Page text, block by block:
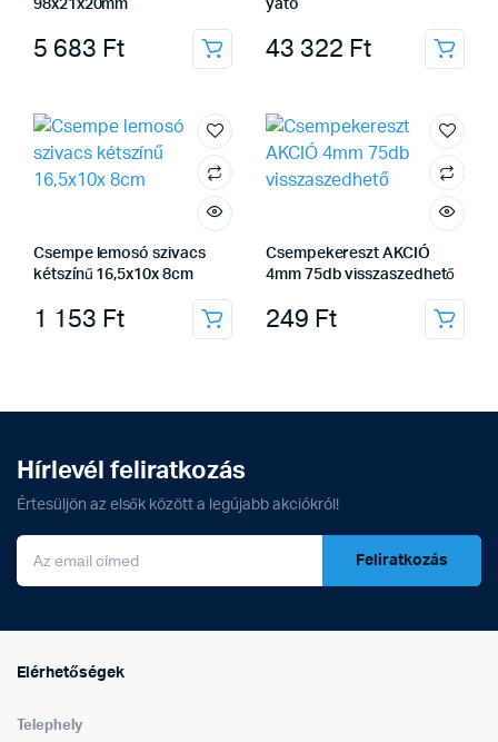
98x21x20mm
5 683 Ft
yato
43 322 Ft
Csempe lemosó szivacs
kétszínű 16,5x10x 8cm
1 153 Ft
Csempekereszt AKCIÓ
4mm 75db visszaszedhető
249 Ft
Hírlevél feliratkozás
Értesüljön az elsők között a legújabb akciókról!
Feliratkozás
Elérhetőségek
Telephely